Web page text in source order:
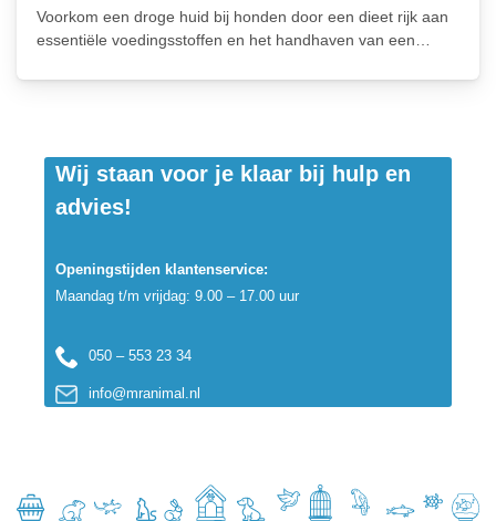
Voorkom een droge huid bij honden door een dieet rijk aan
essentiële voedingsstoffen en het handhaven van een
hydraterende verzorgingsproducten en raadpleeg
Wij staan voor je klaar bij hulp en
advies!
Openingstijden klantenservice:
Maandag t/m vrijdag: 9.00 – 17.00 uur
050 – 553 23 34
info@mranimal.nl